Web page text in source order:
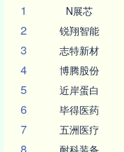
1
N展芯
2 锐翔智能
3 志特新材
4 博腾股份
5 近岸蛋白
6 毕得医药
7 五洲医疗